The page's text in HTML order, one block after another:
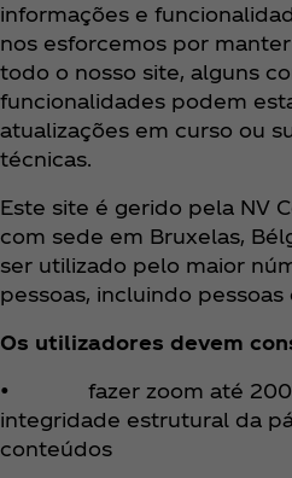
informações e
nos esforcemos por
todo o nosso site, alguns
funcionalidades podem
atualizações em curso ou
técnicas.
Este site é gerido pela NV
com sede em Bruxelas,
ser utilizado pelo maior
pessoas, incluindo
Os utilizadores devem
• fazer zoom até
integridade estrutural da
conteúdos